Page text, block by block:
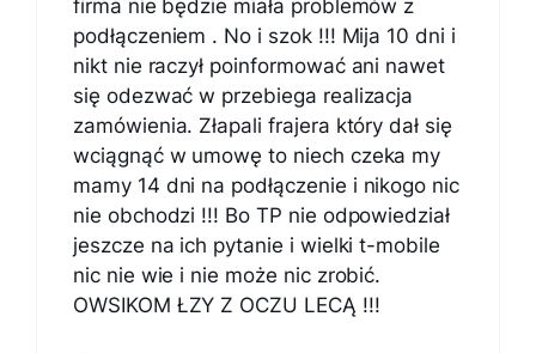
firma nie będzie miała problemów z
podłączeniem . No i szok !!! Mija 10 dni i
nikt nie raczył poinformować ani nawet
się odezwać w przebiega realizacja
zamówienia. Złapali frajera który dał się
wciągnąć w umowę to niech czeka my
mamy 14 dni na podłączenie i nikogo nic
nie obchodzi !!! Bo TP nie odpowiedział
jeszcze na ich pytanie i wielki t-mobile
nic nie wie i nie może nic zrobić.
OWSIKOM ŁZY Z OCZU LECĄ !!!